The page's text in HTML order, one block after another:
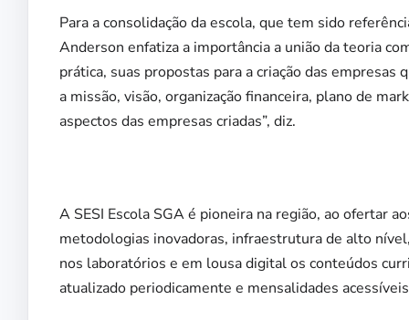
Para a consolidação da escola, que tem sido
Anderson enfatiza a importância a união da teoria
prática, suas propostas para a criação das
a missão, visão, organização financeira, plano de
aspectos das empresas criadas”, diz.
A SESI Escola SGA é pioneira na região, ao ofertar
metodologias inovadoras, infraestrutura de alto
nos laboratórios e em lousa digital os conteúdos
atualizado periodicamente e mensalidades